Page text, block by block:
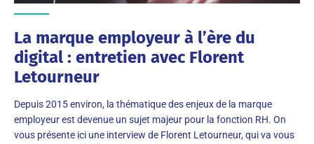
La marque employeur à l’ère du
digital : entretien avec Florent
Letourneur
Depuis 2015 environ, la thématique des enjeux de la marque
employeur est devenue un sujet majeur pour la fonction RH. On
vous présente ici une interview de Florent Letourneur, qui va vous